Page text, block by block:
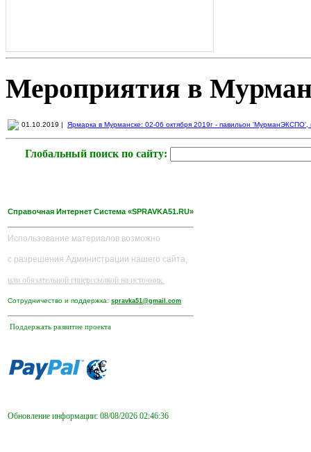
Мероприятия в
01.10.2019 | Ярмарка в Мурманске: 02-06 октября 2019г - павильон 'МурманЭКСПО',
Глобальный поиск по сайту:
Справочная Интернет Система «SPRAVKA51.RU»
Использование материалов возможно
с разрешения Администрации нашего сайта,
или обязательной гиперссылкой на источник.
Сотрудничество и поддержка: spravka51@gmail.com
Поддержать развитие проекта
Обновление информации: 08/08/2026 02:46:36